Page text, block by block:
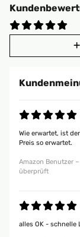
Wie erwartet, ist
Preis so erwartet.
Amazon Benutzer
überprüft
alles OK - schnelle